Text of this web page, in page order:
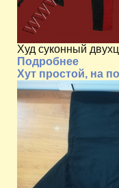
Худ суконный
Подробнее
Хут простой, на